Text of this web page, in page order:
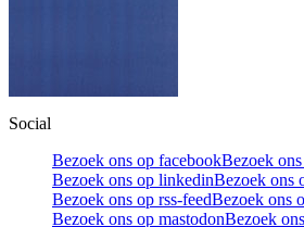
Social
Bezoek ons op facebookBezoek
Bezoek ons op linkedinBezoek ons
Bezoek ons op rss-feedBezoek ons
Bezoek ons op mastodonBezoek